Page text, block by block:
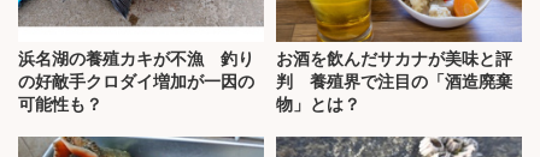
浜名湖の養殖カキが不漁 釣り
の好敵手クロダイ増加が一因の
可能性も？
お酒を飲んだサカナが美味と評
判 養殖界で注目の「酒造廃棄
物」とは？